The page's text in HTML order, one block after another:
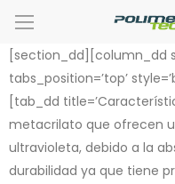
[section_dd][column_dd
tabs_position=’top’
[tab_dd
metacrilato que ofrecen
ultravioleta, debido a la
durabilidad ya que tiene